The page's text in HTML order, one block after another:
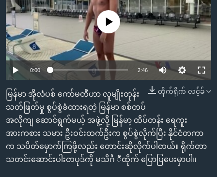
အ
ညွန်း
စာမျက်နှာ
သို့
ကျော်
ကြည့်
ရှာဖွေ
ရန်
နေရာ
သို့
ကျော်
ရန်
သုတပဒေသာ အင်္ဂလိပ်စာ
Learning English
ဗွီအိုအေ လူမှုကွန်ယက်များ
ဘာသာစကားများ
No media source currently available
0:00 2:46
တိုက်ရိုက် လင့်ခ်
မြန်မာ အိုလံပစ် ကော်မတီဟာ လူမျိုးတုန်း
သတ်ဖြတ်မှု စွပ်စွဲခံထားရတဲ့ မြန်မာ စစ်တပ်
အလိုကျ ဆောင်ရွက်မယ့် အဖွဲ့လို့ မြန်မာ့ ထိပ်တန်း ရေကူး
အားကစား သမား ဦးဝင်းထက်ဦးက စွပ်စွဲလိုက်ပြီး နိုင်ငံတကာ
က သပိတ်မှောက်ကြဖို့လည်း တောင်းဆိုလိုက်ပါတယ်။ ရိုက်တာ
သတင်းဆောင်းပါးတပုဒ်ကို မသိင်္ဂ ီထိုက် ပြောပြပေးမှာပါ။